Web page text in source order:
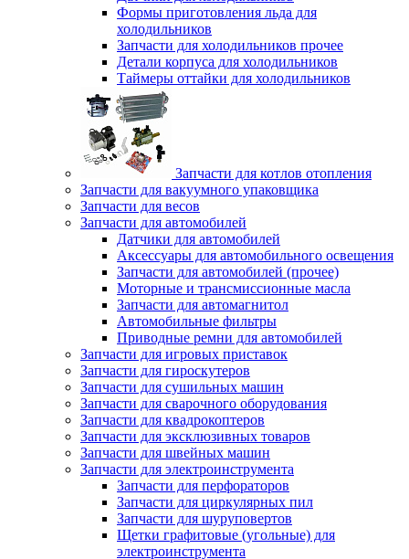
Формы приготовления льда для
холодильников
Запчасти для холодильников прочее
Детали корпуса для холодильников
Таймеры оттайки для холодильников
Запчасти для котлов отопления
Запчасти для вакуумного упаковщика
Запчасти для весов
Запчасти для автомобилей
Датчики для автомобилей
Аксессуары для автомобильного освещения
Запчасти для автомобилей (прочее)
Моторные и трансмиссионные масла
Запчасти для автомагнитол
Автомобильные фильтры
Приводные ремни для автомобилей
Запчасти для игровых приставок
Запчасти для гироскутеров
Запчасти для сушильных машин
Запчасти для сварочного оборудования
Запчасти для квадрокоптеров
Запчасти для эксклюзивных товаров
Запчасти для швейных машин
Запчасти для электроинструмента
Запчасти для перфораторов
Запчасти для циркулярных пил
Запчасти для шуруповертов
Щетки графитовые (угольные) для
электроинструмента